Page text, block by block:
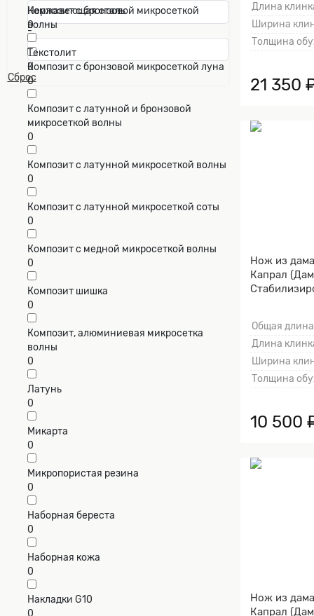
Композит с бронзовой микросеткой
волны
0
Композит с бронзовой микросеткой луна
0
Композит с латунной и бронзовой
микросеткой волны
0
Композит с латунной микросеткой волны
0
Композит с латунной микросеткой соты
0
Композит с медной микросеткой волны
0
Композит шишка
0
Композит, алюминиевая микросетка
волны
0
Латунь
0
Микарта
0
Микропористая резина
0
Наборная береста
0
Наборная кожа
0
Накладки G10
Нержавеющая сталь
0
Текстолит
0
-
Сброс
Длина
Ширина
Толщина
21 350
Нож из
Капрал
Общая
Длина
Ширина
Толщина
10 500
Нож из
Капрал